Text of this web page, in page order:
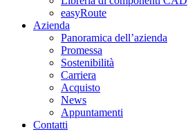
easyRoute
Azienda
Panoramica dell’azienda
Promessa
Sostenibilità
Carriera
Acquisto
News
Appuntamenti
Contatti